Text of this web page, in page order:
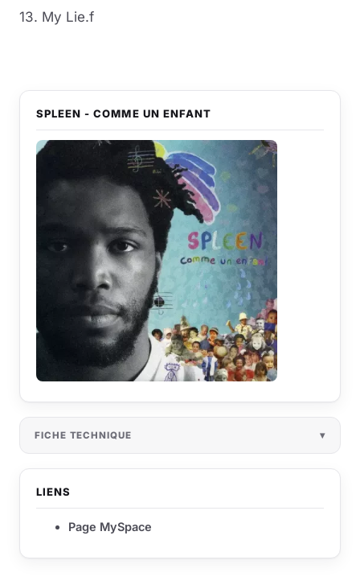
13. My Lie.f
SPLEEN - COMME UN ENFANT
FICHE TECHNIQUE
LIENS
Page MySpace